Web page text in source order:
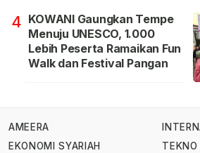
4 KOWANI Gaungkan Tempe
Menuju UNESCO, 1.000
Lebih Peserta Ramaikan Fun
Walk dan Festival Pangan
AMEERA
EKONOMI SYARIAH
TEKNO